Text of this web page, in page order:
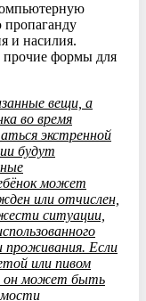
и насилия.
прочие формы для
вещи, а
во время
экстренной
будут
может
или отчислен,
ситуации,
проживания. Если
или пивом
он может быть